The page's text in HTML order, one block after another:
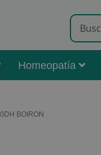
Homeopatía
BOIRON